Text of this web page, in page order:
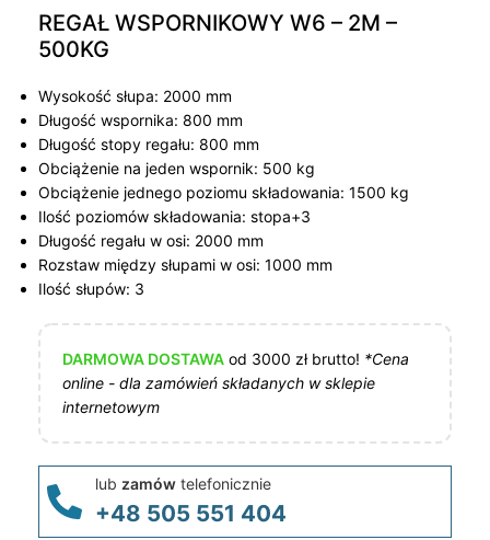
REGAŁ WSPORNIKOWY W6 – 2M –
500KG
Wysokość słupa: 2000 mm
Długość wspornika: 800 mm
Długość stopy regału: 800 mm
Obciążenie na jeden wspornik: 500 kg
Obciążenie jednego poziomu składowania: 1500 kg
Ilość poziomów składowania: stopa+3
Długość regału w osi: 2000 mm
Rozstaw między słupami w osi: 1000 mm
Ilość słupów: 3
DARMOWA DOSTAWA od 3000 zł brutto! *Cena
online - dla zamówień składanych w sklepie
internetowym
lub zamów telefonicznie
+48 505 551 404